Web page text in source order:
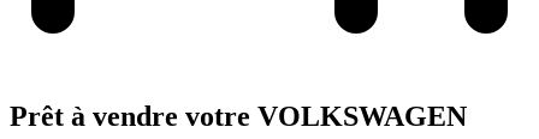
Prêt à vendre votre VOLKSWAGEN